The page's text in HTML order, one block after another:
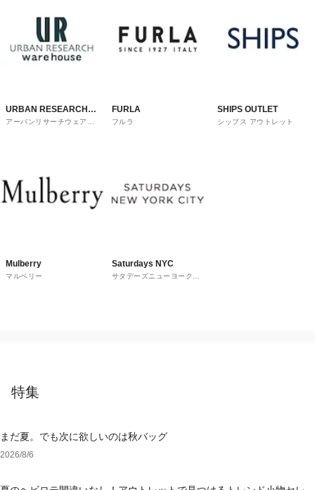
URBAN RESEARCH
ware house
アーバンリサーチウェアハ
FURLA
フルラ
SHIPS OUTLET
シップス アウトレット
Mulberry
マルベリー
Saturdays NYC
サタデーズニューヨークシ
特集
まだ夏。でも次に欲しいのは秋バッグ
2026/8/6